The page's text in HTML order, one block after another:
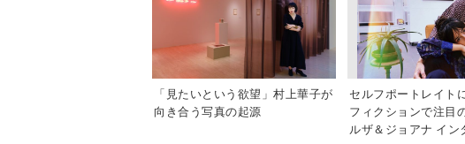
「見たいという欲望」村上華子が
向き合う写真の起源
セルフポートレイト
フィクションで注目
ルザ＆ジョアナ イン